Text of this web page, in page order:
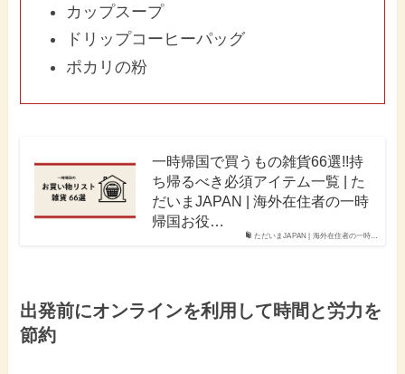
カップスープ
ドリップコーヒーパッグ
ポカリの粉
ただいまJAPAN | 海外在住者の一時…
一時帰国で買うもの雑貨66選!!持
ち帰るべき必須アイテム一覧 | た
だいまJAPAN | 海外在住者の一時
帰国お役…
出発前にオンラインを利用して時間と労力を
節約